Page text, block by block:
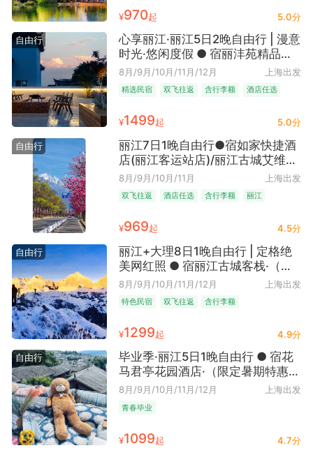
¥970起 5.0分
自由行
心享丽江·丽江5日2晚自由行 | 漫意
时光·悠闲度假 ● 宿丽沣苑精品艺
宿·（古城南门对面 走路几百米即
达｜安静得像住进咖啡馆+三楼风
景绝了｜含早餐米线+连住2晚不挪
窝）
8月/9月/10月/11月/12月 上海出发
精选民宿 双飞往返 含行李额
酒店任选
¥1499起 5.0分
自由行
丽江7日1晚自由行●宿如家快捷酒
店(丽江客运站店)/丽江古城艾维亚
丽呈酒店可选（丽江往返+雪山圣
境探秘+近丽江站+含手提7kg+托
运10kg）
8月/9月/10月/11月 上海出发
双飞往返 酒店任选 含行李额 丽江
¥969起 4.5分
自由行
丽江+大理8日1晚自由行 | 定格绝
美网红照 ● 宿丽江古城客栈·（直
飞丽江往返机票+首晚古城纳西院
客栈｜超长待机8日深度游 可加购
大理一日游）
8月/9月/10月/11月/12月 上海出发
特色民宿 双飞往返 含行李额
¥1299起 4.9分
自由行
毕业季·丽江5日1晚自由行 ● 宿花
马君亭花园酒店·（限定暑期特惠｜
首晚4钻君亭品牌酒店+近丽江古城
｜丽江往返直飞含10KG托运行李
额）
8月/9月/10月/11月/12月 上海出发
青春毕业
¥1099起 4.7分